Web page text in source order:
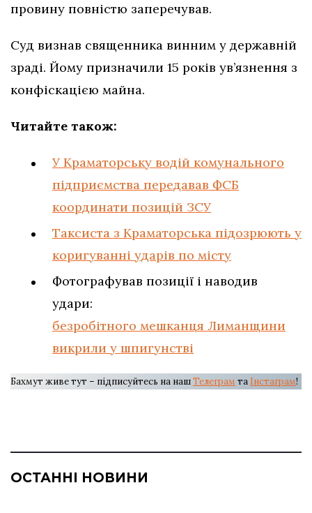
провину повністю заперечував.
Суд визнав священника винним у державній
зраді. Йому призначили 15 років ув’язнення з
конфіскацією майна.
Читайте також:
У Краматорську водій комунального
підприємства передавав ФСБ
координати позицій ЗСУ
Таксиста з Краматорська підозрюють у
коригуванні ударів по місту
Фотографував позиції і наводив
удари:
безробітного мешканця Лиманщини
викрили у шпигунстві
Бахмут живе тут – підписуйтесь на нашТелеграм та Інстаграм!
ОСТАННІ НОВИНИ